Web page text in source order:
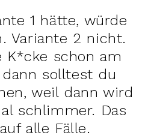
1 hätte, würde
Variante 2 nicht.
K*cke schon am
solltest du
weil dann wird
schlimmer. Das
alle Fälle.